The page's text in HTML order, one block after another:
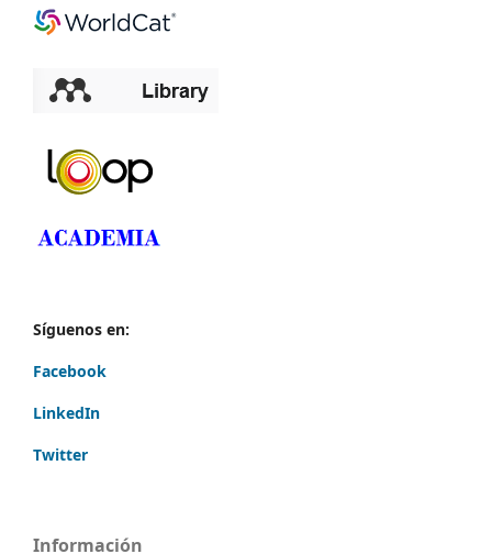
Síguenos en:
Facebook
LinkedIn
Twitter
Información